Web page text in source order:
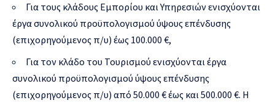
Για τους κλάδους Εμπορίου και Υπηρεσιών ενισχύονται
έργα συνολικού προϋπολογισμού ύψους επένδυσης
(επιχορηγούμενος π/υ) έως 100.000 €,
Για τον κλάδο του Τουρισμού ενισχύονται έργα
συνολικού προϋπολογισμού ύψους επένδυσης
(επιχορηγούμενος π/υ) από 50.000 € έως και 500.000 €. Η